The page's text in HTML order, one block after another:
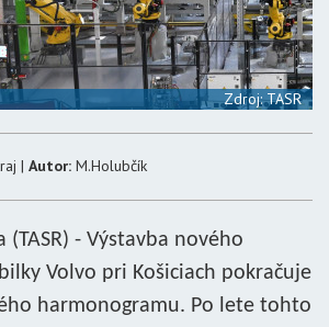
Zdroj: TASR
| Autor: M.Holubčík
(TASR) - Výstavba nového
Volvo pri Košiciach pokračuje
harmonogramu. Po lete tohto